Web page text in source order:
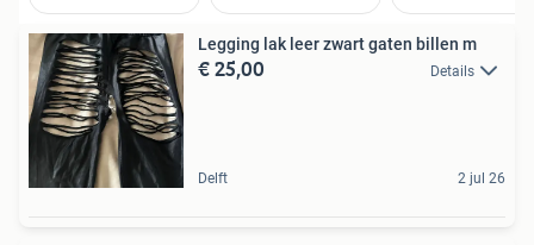
Legging lak leer zwart gaten billen m
€ 25,00 Details
Delft 2 jul 26